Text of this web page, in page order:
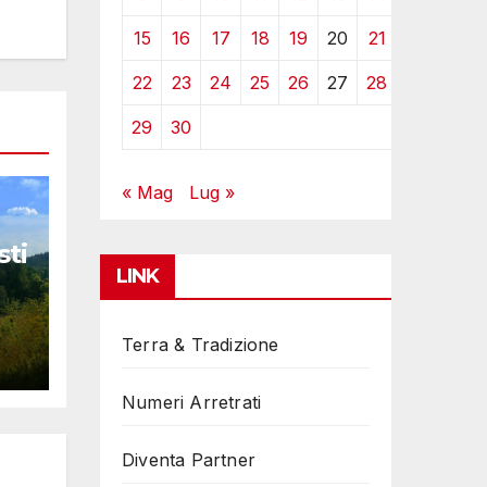
15 16 17 18 19 20 21
22 23 24 25 26 27 28
29 30
« Mag Lug »
LINK
Terra & Tradizione
Numeri Arretrati
Diventa Partner